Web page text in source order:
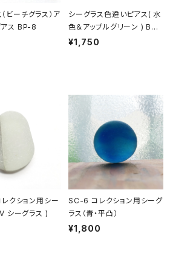
ビーチグラス）ア
アス BP-8
シーグラス色違いピアス( 水
色＆アップルグリーン ) BP-
27
¥1,750
クション用シー
シーグラス )
SC-6 コレクション用シーグ
ラス（青・平凸）
¥1,800